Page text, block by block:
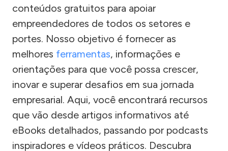
conteúdos gratuitos para apoiar
empreendedores de todos os setores e
portes. Nosso objetivo é fornecer as
melhores ferramentas, informações e
orientações para que você possa crescer,
inovar e superar desafios em sua jornada
empresarial. Aqui, você encontrará recursos
que vão desde artigos informativos até
eBooks detalhados, passando por podcasts
inspiradores e vídeos práticos. Descubra